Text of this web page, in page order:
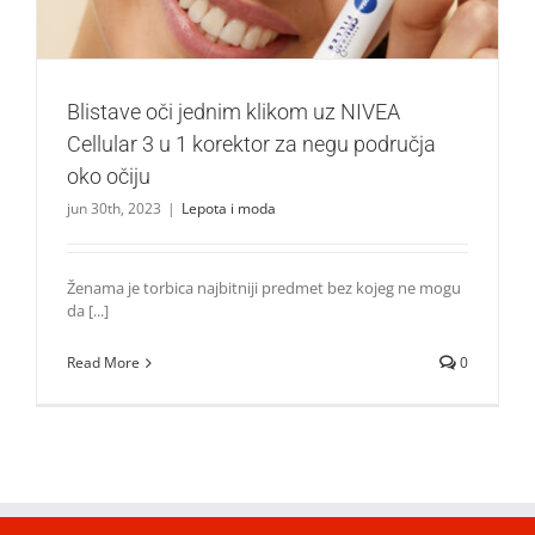
Blistave oči jednim klikom uz NIVEA
Cellular 3 u 1 korektor za negu područja
oko očiju
jun 30th, 2023 | Lepota i moda
Ženama je torbica najbitniji predmet bez kojeg ne mogu
da [...]
Read More 0